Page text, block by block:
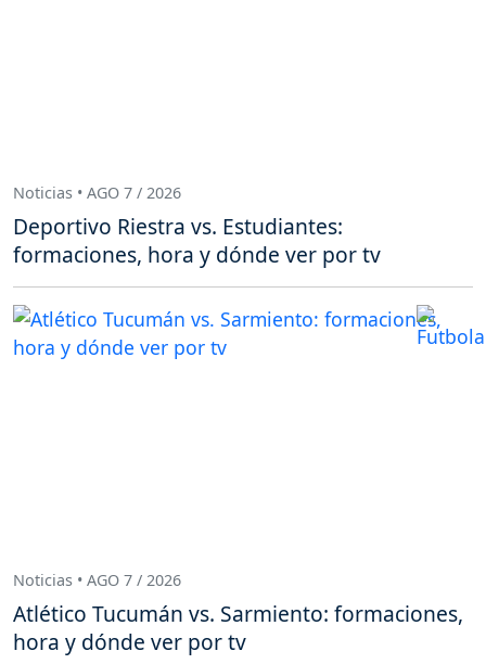
Noticias • AGO 7 / 2026
Deportivo Riestra vs. Estudiantes:
formaciones, hora y dónde ver por tv
Noticias • AGO 7 / 2026
Atlético Tucumán vs. Sarmiento: formaciones,
hora y dónde ver por tv